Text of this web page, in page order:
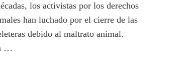
los activistas por los derechos
han luchado por el cierre de las
debido al maltrato animal.
…